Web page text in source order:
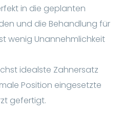
in die geplanten
und die Behandlung für
wenig Unannehmlichkeit
idealste Zahnersatz
Position eingesetzte
gefertigt.